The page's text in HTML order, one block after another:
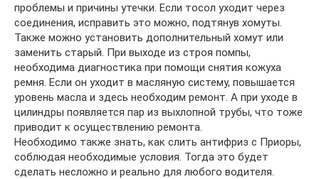
проблемы и причины утечки. Если тосол уходит через
соединения, исправить это можно, подтянув хомуты.
Также можно установить дополнительный хомут или
заменить старый. При выходе из строя помпы,
необходима диагностика при помощи снятия кожуха
ремня. Если он уходит в масляную систему, повышается
уровень масла и здесь необходим ремонт. А при уходе в
цилиндры появляется пар из выхлопной трубы, что тоже
приводит к осуществлению ремонта.
Необходимо также знать, как слить антифриз с Приоры,
соблюдая необходимые условия. Тогда это будет
сделать несложно и реально для любого водителя.